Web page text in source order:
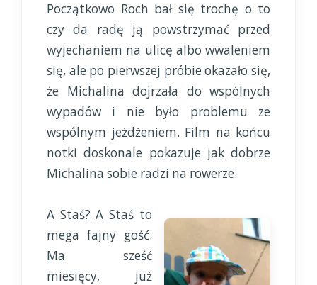
Początkowo Roch bał się trochę o to
czy da radę ją powstrzymać przed
wyjechaniem na ulicę albo wwaleniem
się, ale po pierwszej próbie okazało się,
że Michalina dojrzała do wspólnych
wypadów i nie było problemu ze
wspólnym jeżdżeniem. Film na końcu
notki doskonale pokazuje jak dobrze
Michalina sobie radzi na rowerze.
A Staś? A Staś to
mega fajny gość.
Ma sześć
miesięcy, już